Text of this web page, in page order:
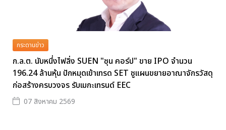
กระดานข่าว
ก.ล.ต. นับหนึ่งไฟลิ่ง SUEN "ซุน คอร์ป" ขาย IPO จำนวน
196.24 ล้านหุ้น ปักหมุดเข้าเทรด SET ชูแผนขยายอาณาจักรวัสดุ
ก่อสร้างครบวงจร รับเมกะเทรนด์ EEC
07 สิงหาคม 2569